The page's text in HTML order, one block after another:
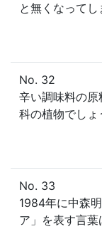
と無くなって
No. 32
辛い調味料の
科の植物でしょ
No. 33
1984年に中森
ア」を表す言葉